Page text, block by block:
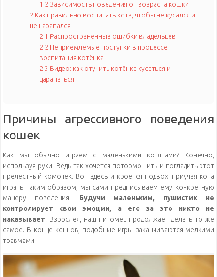
1.2 Зависимость поведения от возраста кошки
2 Как правильно воспитать кота, чтобы не кусался и
не царапался
2.1 Распространённые ошибки владельцев
2.2 Неприемлемые поступки в процессе
воспитания котёнка
2.3 Видео: как отучить котёнка кусаться и
царапаться
Причины агрессивного поведения
кошек
Как мы обычно играем с маленькими котятами? Конечно,
используя руки. Ведь так хочется потормошить и погладить этот
прелестный комочек. Вот здесь и кроется подвох: приучая кота
играть таким образом, мы сами предписываем ему конкретную
манеру поведения. Будучи маленьким, пушистик не
контролирует свои эмоции, а его за это никто не
наказывает. Взрослея, наш питомец продолжает делать то же
самое. В конце концов, подобные игры заканчиваются мелкими
травмами.